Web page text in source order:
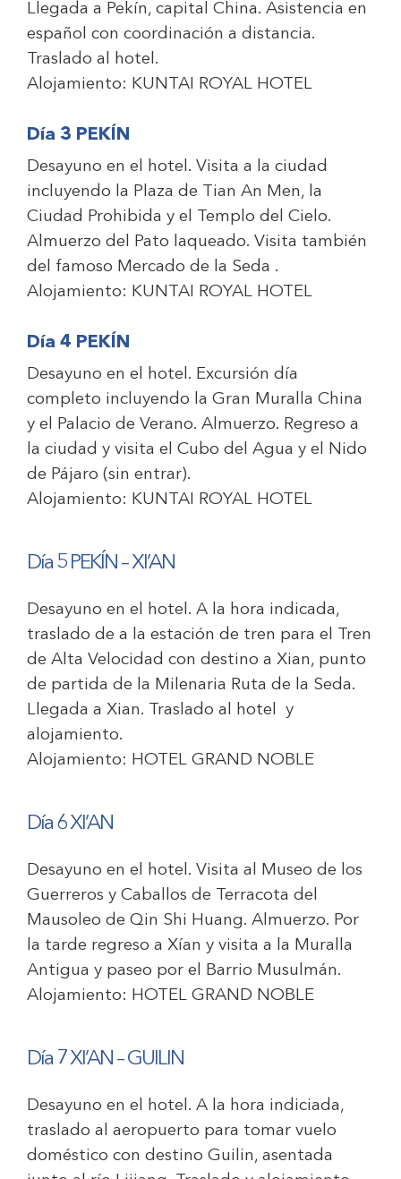
Llegada a Pekín, capital China. Asistencia en
español con coordinación a distancia.
Traslado al hotel.
Alojamiento: KUNTAI ROYAL HOTEL
Día 3 PEKÍN
Desayuno en el hotel. Visita a la ciudad
incluyendo la Plaza de Tian An Men, la
Ciudad Prohibida y el Templo del Cielo.
Almuerzo del Pato laqueado. Visita también
del famoso Mercado de la Seda .
Alojamiento: KUNTAI ROYAL HOTEL
Día 4 PEKÍN
Desayuno en el hotel. Excursión día
completo incluyendo la Gran Muralla China
y el Palacio de Verano. Almuerzo. Regreso a
la ciudad y visita el Cubo del Agua y el Nido
de Pájaro (sin entrar).
Alojamiento: KUNTAI ROYAL HOTEL
Día 5 PEKÍN – XI’AN
Desayuno en el hotel. A la hora indicada,
traslado de a la estación de tren para el Tren
de Alta Velocidad con destino a Xian, punto
de partida de la Milenaria Ruta de la Seda.
Llegada a Xian. Traslado al hotel y
alojamiento.
Alojamiento: HOTEL GRAND NOBLE
Día 6 XI’AN
Desayuno en el hotel. Visita al Museo de los
Guerreros y Caballos de Terracota del
Mausoleo de Qin Shi Huang. Almuerzo. Por
la tarde regreso a Xían y visita a la Muralla
Antigua y paseo por el Barrio Musulmán.
Alojamiento: HOTEL GRAND NOBLE
Día 7 XI’AN – GUILIN
Desayuno en el hotel. A la hora indiciada,
traslado al aeropuerto para tomar vuelo
doméstico con destino Guilin, asentada